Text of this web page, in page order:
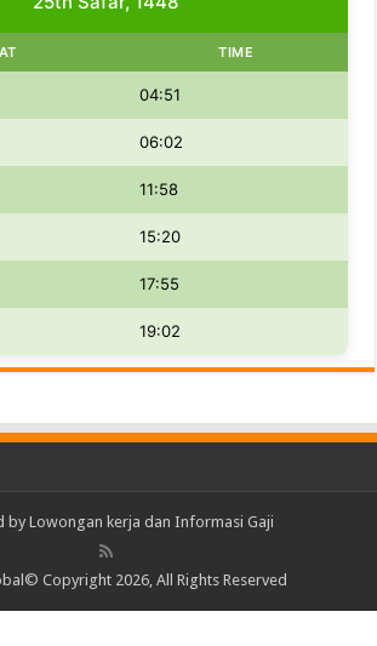
TIME
04:51
06:02
11:58
15:20
17:55
19:02
by Lowongan kerja dan Informasi Gaji
Copyright 2026, All Rights Reserved